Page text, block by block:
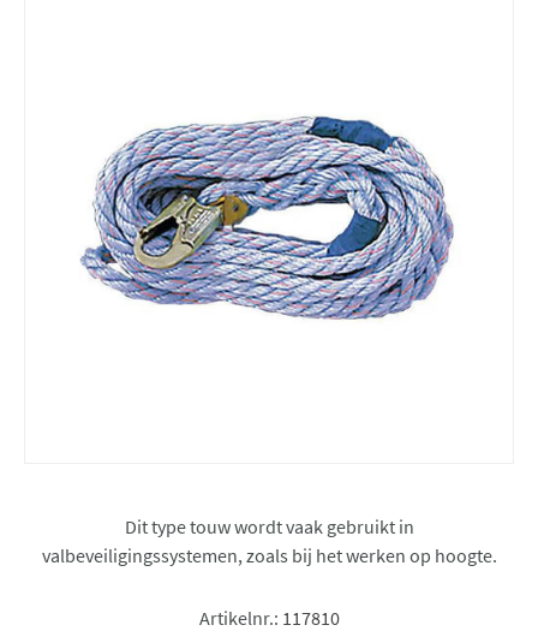
Dit type touw wordt vaak gebruikt in
valbeveiligingssystemen, zoals bij het werken op hoogte.
Artikelnr.: 117810